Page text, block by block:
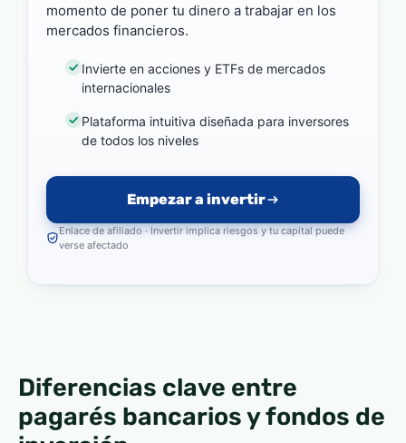
momento de poner tu dinero a trabajar en los
mercados financieros.
Invierte en acciones y ETFs de mercados
internacionales
Plataforma intuitiva diseñada para inversores
de todos los niveles
Empezar a invertir
Enlace de afiliado · Invertir implica riesgos y tu capital puede
verse afectado
Diferencias clave entre
pagarés bancarios y fondos de